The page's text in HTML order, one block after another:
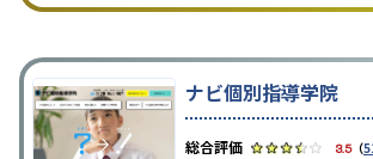
ナビ個別指導学院
3.5（